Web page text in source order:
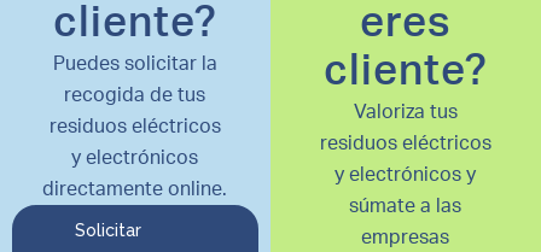
cliente?
Puedes solicitar la
recogida de tus
residuos eléctricos
y electrónicos
directamente online.
Solicitar
eres
cliente?
Valoriza tus
residuos eléctricos
y electrónicos y
súmate a las
empresas